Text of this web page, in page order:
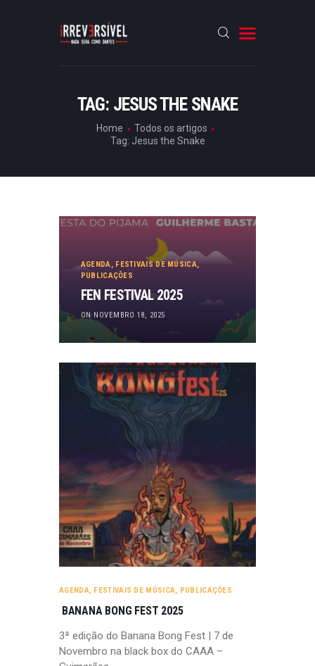
TAG: JESUS THE SNAKE
Home
Todos os artigos
Tag: Jesus the Snake
HOME
CRÓNICAS
ENTREVISTAS
RUBRICAS
AGENDA, FESTIVAIS DE MÚSICA,
PUBLICAÇÕES
FEN FESTIVAL 2025
ON NOVEMBRO 18, 2025
AGENDA, FESTIVAIS DE MÚSICA, PUBLICAÇÕES
BANANA BONG FEST 2025
3ª edição do Banana Bong Fest | 7 de
Novembro na black box do CAAA –